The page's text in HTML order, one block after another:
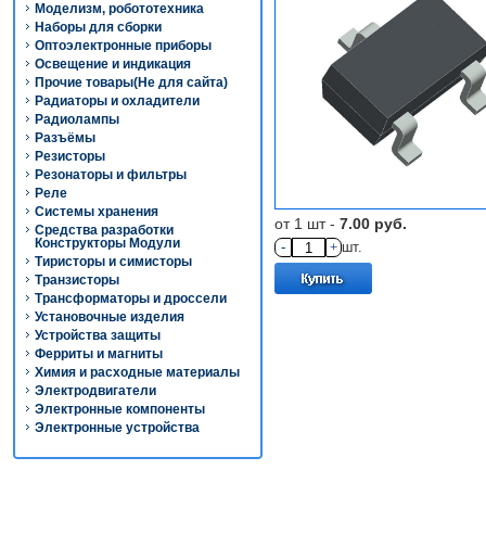
Моделизм, робототехника
Наборы для сборки
Оптоэлектронные приборы
Освещение и индикация
Прочие товары(Не для сайта)
Радиаторы и охладители
Радиолампы
Разъёмы
Резисторы
Резонаторы и фильтры
Реле
Системы хранения
Средства разработки
Конструкторы Модули
Тиристоры и симисторы
Транзисторы
Трансформаторы и дроссели
Установочные изделия
Устройства защиты
Ферриты и магниты
Химия и расходные материалы
Электродвигатели
Электронные компоненты
Электронные устройства
от 1 шт - 7.00 руб.
- + шт.